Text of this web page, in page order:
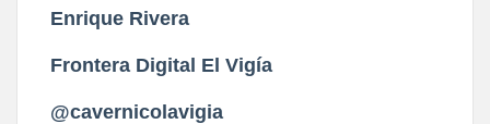
Enrique Rivera
Frontera Digital El Vigía
@cavernicolavigia